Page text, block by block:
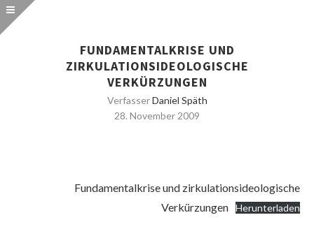
FUNDAMENTALKRISE UND
ZIRKULATIONSIDEOLOGISCHE
VERKÜRZUNGEN
VerfasserDaniel Späth
28. November 2009
Fundamentalkrise und zirkulationsideologische
Verkürzungen
Herunterladen